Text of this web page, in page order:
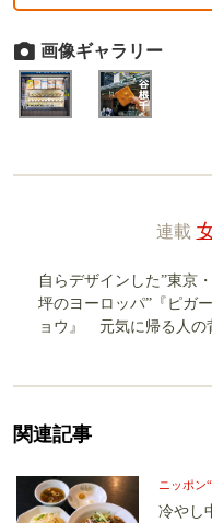
画像ギャラリー
連載
自らデザインした”東京
坪のヨーロッパ”『ピガ
ョウ』 元気に帰る人の
関連記事
ニッポン
冷やし